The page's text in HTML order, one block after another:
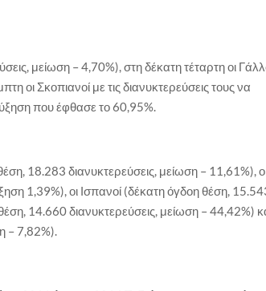
μείωση – 4,70%), στη δέκατη τέταρτη οι
οι Σκοπιανοί με τις διανυκτερεύσεις τους να
που έφθασε το 60,95%.
18.283 διανυκτερεύσεις, μείωση – 11,61%),
1,39%), οι Ισπανοί (δέκατη όγδοη θέση,
14.660 διανυκτερεύσεις, μείωση – 44,42%)
– 7,82%).